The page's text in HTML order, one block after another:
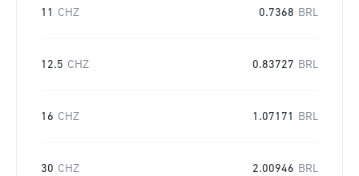
11 CHZ 0.7368 BRL
12.5 CHZ 0.83727 BRL
16 CHZ 1.07171 BRL
30 CHZ 2.00946 BRL